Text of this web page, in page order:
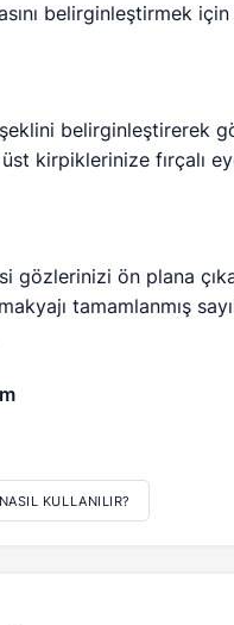
belirginleştirmek
belirginleştirerek
kirpiklerinize fırçalı
gözlerinizi ön plana
tamamlanmış
KULLANILIR?